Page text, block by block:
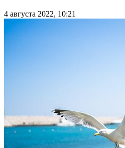
4 августа 2022, 10:21